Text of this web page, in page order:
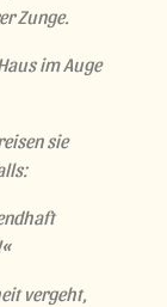
Zunge.
im Auge
sie
vergeht,